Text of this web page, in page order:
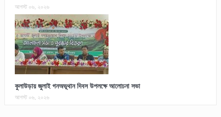
আগস্ট ০৬, ২০২৬
কুলাউড়ায় জুলাই গনঅভূথান দিবস উপলক্ষে আলোচনা সভা
আগস্ট ০৬, ২০২৬